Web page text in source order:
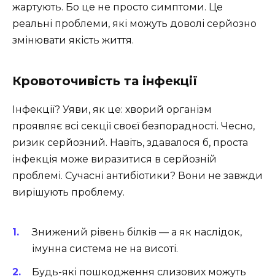
жартують. Бо це не просто симптоми. Це
реальні проблеми, які можуть доволі серйозно
змінювати якість життя.
Кровоточивість та інфекції
Інфекції? Уяви, як це: хворий організм
проявляє всі секції своєї безпорадності. Чесно,
ризик серйозний. Навіть, здавалося б, проста
інфекція може виразитися в серйозній
проблемі. Сучасні антибіотики? Вони не завжди
вирішують проблему.
Знижений рівень білків — а як наслідок,
імунна система не на висоті.
Будь-які пошкодження слизових можуть